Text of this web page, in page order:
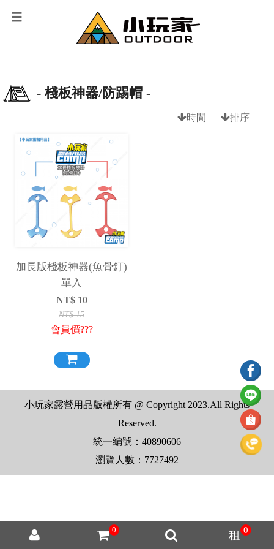
租 0
0
- 棧板神器/防踢帽 -
時間 排序
加長版棧板神器(魚骨釘)
單入
NT$ 10
NT$15
會員價???
小玩家露營用品版權所有 @ Copyright 2023.All Rights
Reserved.
統一編號：40890606
瀏覽人數：7727492